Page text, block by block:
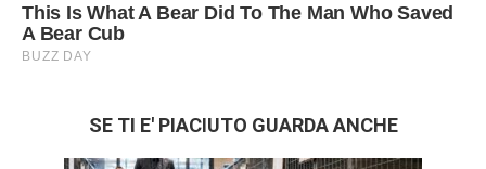
SE TI E' PIACIUTO GUARDA ANCHE